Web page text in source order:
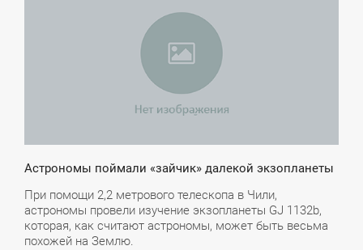
Астрономы поймали «зайчик» далекой экзопланеты
При помощи 2,2 метрового телескопа в Чили,
астрономы провели изучение экзопланеты GJ 1132b,
которая, как считают астрономы, может быть весьма
похожей на Землю.